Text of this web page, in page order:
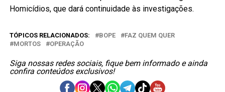
Homicídios, que dará continuidade às investigações.
TÓPICOS RELACIONADOS: BOPE
FAZ QUEM QUER
MORTOS
OPERAÇÃO
Siga nossas redes sociais, fique bem informado e ainda
confira conteúdos exclusivos!